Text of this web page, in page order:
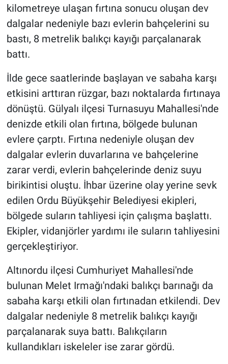
kilometreye ulaşan fırtına sonucu oluşan dev
dalgalar nedeniyle bazı evlerin bahçelerini su
bastı, 8 metrelik balıkçı kayığı parçalanarak
battı.
İlde gece saatlerinde başlayan ve sabaha karşı
etkisini arttıran rüzgar, bazı noktalarda fırtınaya
dönüştü. Gülyalı ilçesi Turnasuyu Mahallesi'nde
denizde etkili olan fırtına, bölgede bulunan
evlere çarptı. Fırtına nedeniyle oluşan dev
dalgalar evlerin duvarlarına ve bahçelerine
zarar verdi, evlerin bahçelerinde deniz suyu
birikintisi oluştu. İhbar üzerine olay yerine sevk
edilen Ordu Büyükşehir Belediyesi ekipleri,
bölgede suların tahliyesi için çalışma başlattı.
Ekipler, vidanjörler yardımı ile suların tahliyesini
gerçekleştiriyor.
Altınordu ilçesi Cumhuriyet Mahallesi'nde
bulunan Melet Irmağı'ndaki balıkçı barınağı da
sabaha karşı etkili olan fırtınadan etkilendi. Dev
dalgalar nedeniyle 8 metrelik balıkçı kayığı
parçalanarak suya battı. Balıkçıların
kullandıkları iskeleler ise zarar gördü.